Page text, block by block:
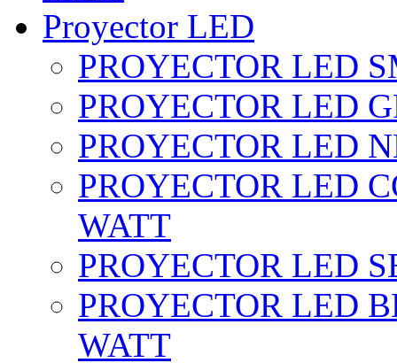
Proyector LED
PROYECTOR LED
PROYECTOR LED
PROYECTOR LED
PROYECTOR LED
WATT
PROYECTOR LED
PROYECTOR LED
WATT